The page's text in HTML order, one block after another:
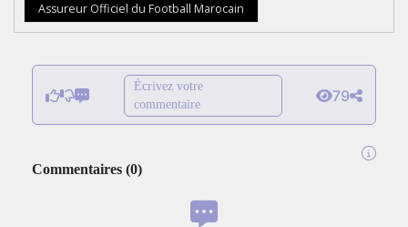
Assureur Officiel du Football Marocain
Écrivez votre
commentaire
79
Commentaires (0)